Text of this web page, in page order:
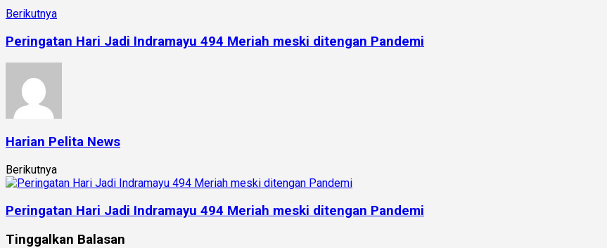
Berikutnya
Peringatan Hari Jadi Indramayu 494 Meriah meski ditengan Pandemi
Harian Pelita News
Berikutnya
Peringatan Hari Jadi Indramayu 494 Meriah meski ditengan Pandemi
Tinggalkan Balasan